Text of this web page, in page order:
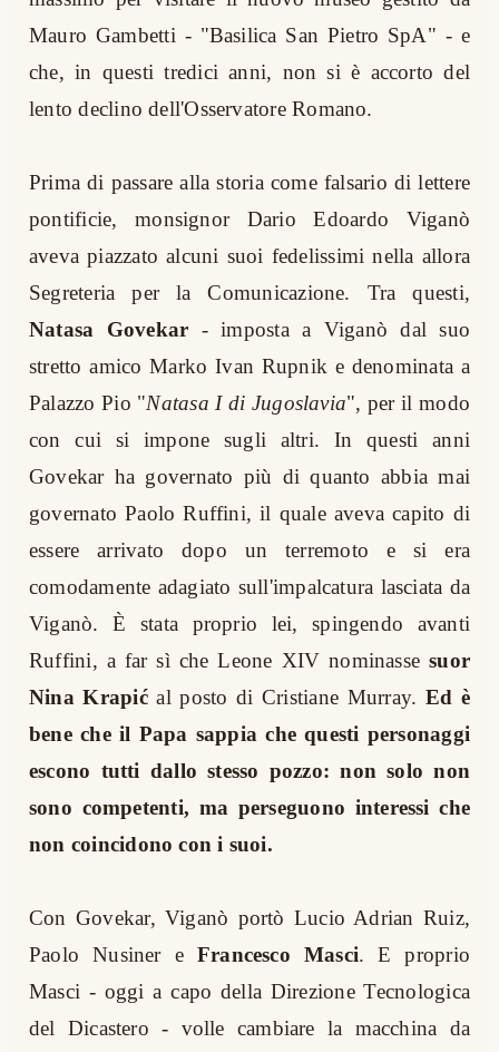
Mauro Gambetti - "Basilica San Pietro SpA" - e
che, in questi tredici anni, non si è accorto del
lento declino dell'Osservatore Romano.
Prima di passare alla storia come falsario di lettere
pontificie, monsignor Dario Edoardo Viganò
aveva piazzato alcuni suoi fedelissimi nella allora
Segreteria per la Comunicazione. Tra questi,
Natasa Govekar - imposta a Viganò dal suo
stretto amico Marko Ivan Rupnik e denominata a
Palazzo Pio "Natasa I di Jugoslavia", per il modo
con cui si impone sugli altri. In questi anni
Govekar ha governato più di quanto abbia mai
governato Paolo Ruffini, il quale aveva capito di
essere arrivato dopo un terremoto e si era
comodamente adagiato sull'impalcatura lasciata da
Viganò. È stata proprio lei, spingendo avanti
Ruffini, a far sì che Leone XIV nominassesuor
Nina Krapićal posto di Cristiane Murray. Ed è
bene che il Papa sappia che questi personaggi
escono tutti dallo stesso pozzo: non solo non
sono competenti, ma perseguono interessi che
non coincidono con i suoi.
Con Govekar, Viganò portò Lucio Adrian Ruiz,
Paolo Nusiner e Francesco Masci. E proprio
Masci - oggi a capo della Direzione Tecnologica
del Dicastero - volle cambiare la macchina da